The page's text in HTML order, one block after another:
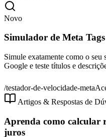
Novo
Simulador de Meta
Simule exatamente como o seu
Google e teste títulos e
/testador-de-velocidade-meta
Artigos & Respostas de
Aprenda como calcular
juros